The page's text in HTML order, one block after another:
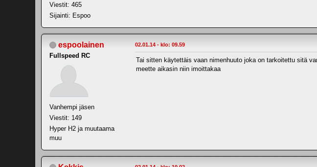
Viestit: 465
Sijainti: Espoo
espoolainen
Fullspeed RC
Vanhempi jäsen
Viestit: 149
Hyper H2 ja muutaama
muu
02.01.14 - klo: 09.59
Tai sitten käytettäis vaan nimenhuuto joka on tarkoitettu sitä
meette aikasin niin imoittakaa